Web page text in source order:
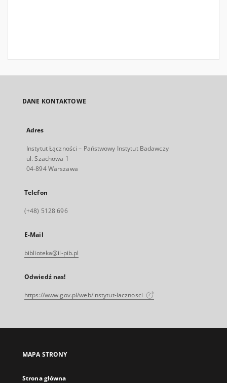
DANE KONTAKTOWE
Adres
Instytut Łączności – Państwowy Instytut Badawczy
ul. Szachowa 1
04-894 Warszawa
Telefon
(+48) 5128 696
E-Mail
biblioteka@il-pib.pl
Odwiedź nas!
https://www.gov.pl/web/instytut-lacznosci
MAPA STRONY
Strona główna